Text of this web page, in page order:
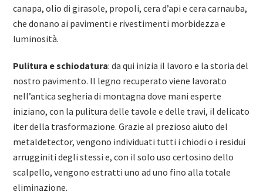
canapa, olio di girasole, propoli, cera d’api e cera carnauba,
che donano ai pavimenti e rivestimenti morbidezza e
luminosità.
Pulitura e schiodatura: da qui inizia il lavoro e la storia del
nostro pavimento. Il legno recuperato viene lavorato
nell’antica segheria di montagna dove mani esperte
iniziano, con la pulitura delle tavole e delle travi, il delicato
iter della trasformazione. Grazie al prezioso aiuto del
metaldetector, vengono individuati tutti i chiodi o i residui
arrugginiti degli stessi e, con il solo uso certosino dello
scalpello, vengono estratti uno ad uno fino alla totale
eliminazione.